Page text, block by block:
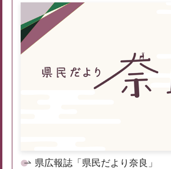
県広報誌「県民だより奈良」